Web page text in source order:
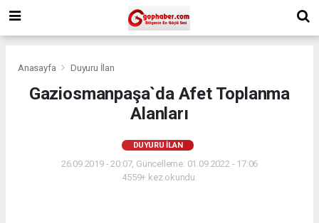
Anasayfa Duyuru İlan
Gaziosmanpaşa`da Afet Toplanma
Alanları
DUYURU İLAN
26.09.2019 - 20:07, Güncelleme: 01.09.2022 - 17:06
4559+ kez okundu.